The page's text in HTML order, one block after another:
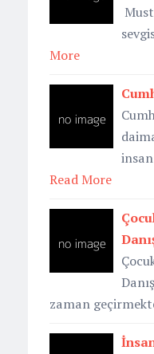
More
Read More
zaman